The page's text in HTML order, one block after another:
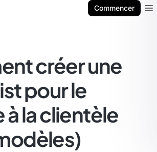
Commencer
créer une
pour le
à la clientèle